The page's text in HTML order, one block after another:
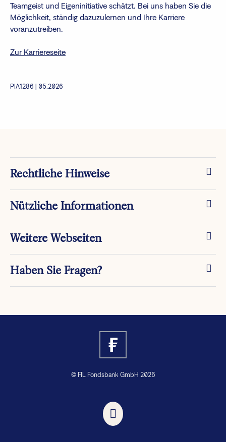
Teamgeist und Eigeninitiative schätzt. Bei uns haben Sie die
Möglichkeit, ständig dazuzulernen und Ihre Karriere
voranzutreiben.
Zur Karriereseite
PIA1286 | 05.2026
Rechtliche Hinweise
Nützliche Informationen
Weitere Webseiten
Haben Sie Fragen?
© FIL Fondsbank GmbH 2026